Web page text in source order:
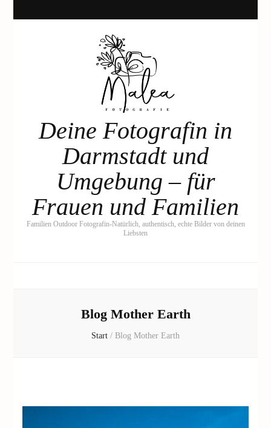
Deine Fotografin in
Darmstadt und
Umgebung – für
Frauen und Familien
Familien Outdoor Fotografin-Natürlich, authentisch, echte Bilder von deinen
Liebsten
Blog Mother Earth
Start / Blog Mother Earth